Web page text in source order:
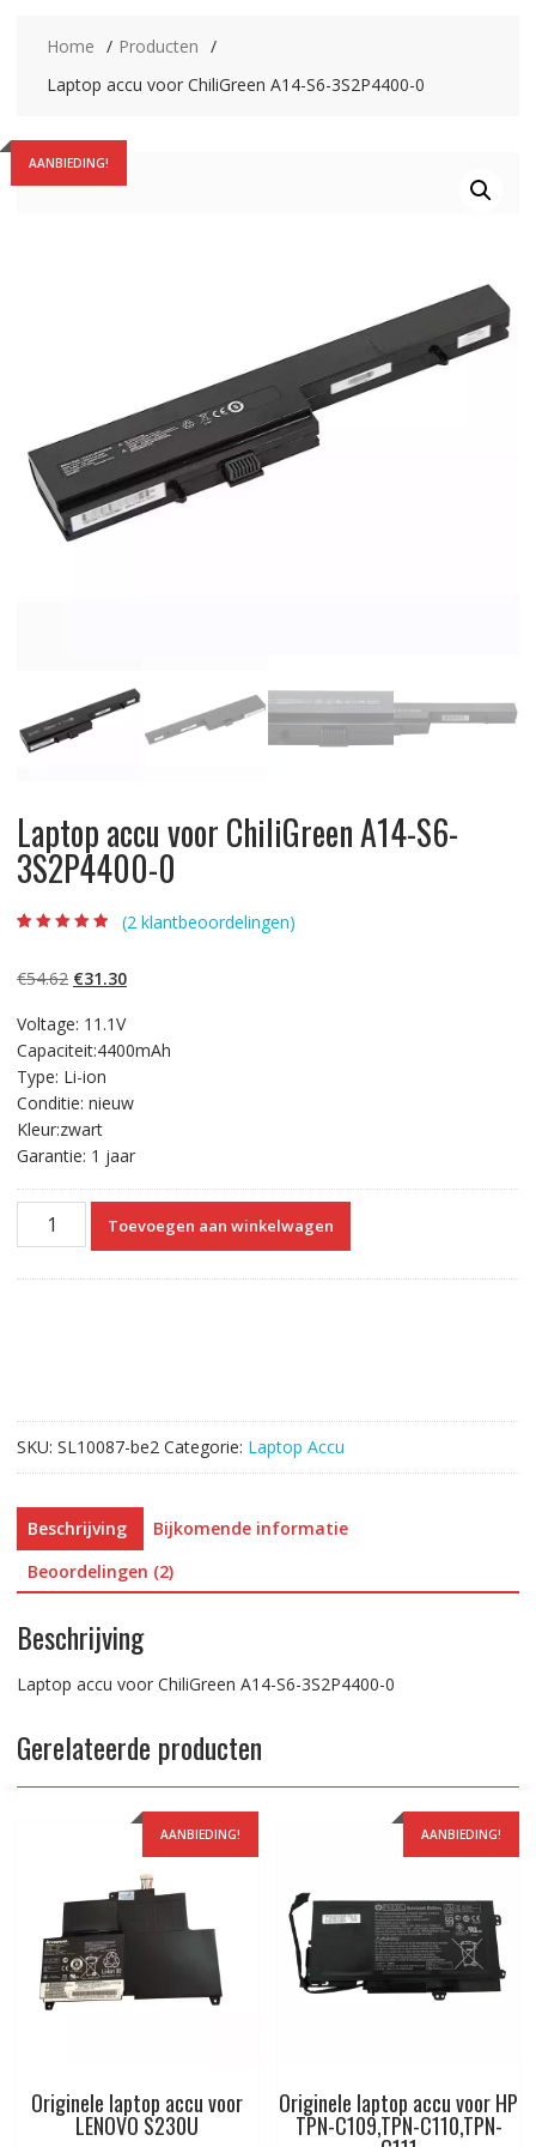
Home
Producten
Laptop accu voor ChiliGreen A14-S6-3S2P4400-0
AANBIEDING!
Laptop accu voor ChiliGreen A14-S6-
3S2P4400-0
gebaseerd op
klantbeoordelin
(2 klantbeoordelingen)
€54.62 Oorspronkelijke
was:
€54.62.
€31.30Huidige
€31.30.
Voltage: 11.1V
Capaciteit:4400mAh
Type: Li-ion
Conditie: nieuw
Kleur:zwart
Garantie: 1 jaar
Laptop
aantal
Toevoegen aan winkelwagen
SKU: SL10087-be2 Categorie: Laptop Accu
Beschrijving
Bijkomende informatie
Beoordelingen (2)
Beschrijving
Laptop accu voor ChiliGreen A14-S6-3S2P4400-0
Gerelateerde producten
AANBIEDING!
Originele laptop accu voor
LENOVO S230U
AANBIEDING!
Originele laptop accu voor HP
TPN-C109,TPN-C110,TPN-